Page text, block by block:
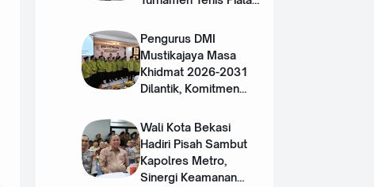
Pengurus DMI
Mustikajaya Masa
Khidmat 2026-2031
Dilantik, Komitmen
Program Nyata untuk
Umat
Wali Kota Bekasi
Hadiri Pisah Sambut
Kapolres Metro,
Sinergi Keamanan